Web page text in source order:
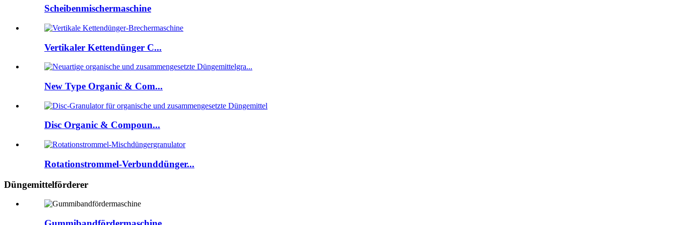
Scheibenmischermaschine
Vertikaler Kettendünger C...
New Type Organic & Com...
Disc Organic & Compoun...
Rotationstrommel-Verbunddünger...
Düngemittelförderer